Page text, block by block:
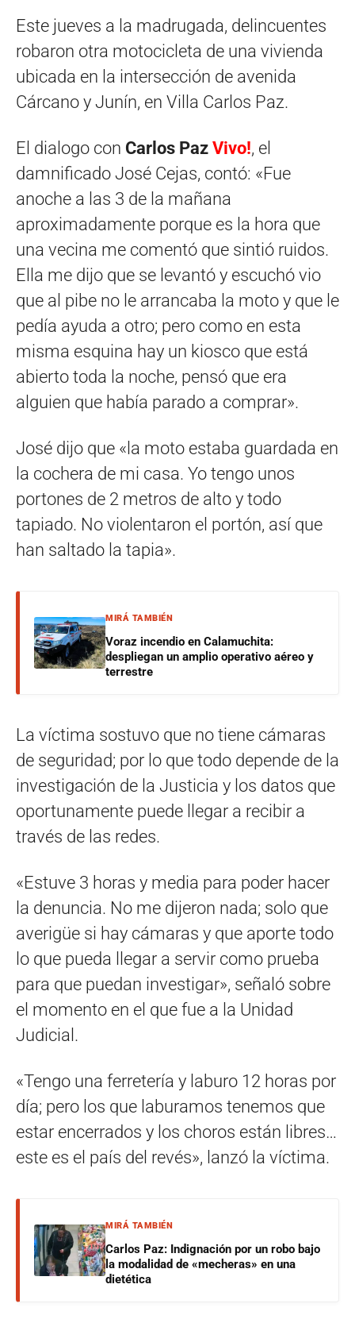
Este jueves a la madrugada, delincuentes
robaron otra motocicleta de una vivienda
ubicada en la intersección de avenida
Cárcano y Junín, en Villa Carlos Paz.
El dialogo con Carlos Paz Vivo!, el
damnificado José Cejas, contó: «Fue
anoche a las 3 de la mañana
aproximadamente porque es la hora que
una vecina me comentó que sintió ruidos.
Ella me dijo que se levantó y escuchó vio
que al pibe no le arrancaba la moto y que le
pedía ayuda a otro; pero como en esta
misma esquina hay un kiosco que está
abierto toda la noche, pensó que era
alguien que había parado a comprar».
José dijo que «la moto estaba guardada en
la cochera de mi casa. Yo tengo unos
portones de 2 metros de alto y todo
tapiado. No violentaron el portón, así que
han saltado la tapia».
MIRÁ TAMBIÉN
Voraz incendio en Calamuchita:
despliegan un amplio operativo aéreo y
terrestre
La víctima sostuvo que no tiene cámaras
de seguridad; por lo que todo depende de la
investigación de la Justicia y los datos que
oportunamente puede llegar a recibir a
través de las redes.
«Estuve 3 horas y media para poder hacer
la denuncia. No me dijeron nada; solo que
averigüe si hay cámaras y que aporte todo
lo que pueda llegar a servir como prueba
para que puedan investigar», señaló sobre
el momento en el que fue a la Unidad
Judicial.
«Tengo una ferretería y laburo 12 horas por
día; pero los que laburamos tenemos que
estar encerrados y los choros están libres…
este es el país del revés», lanzó la víctima.
MIRÁ TAMBIÉN
Carlos Paz: Indignación por un robo bajo
la modalidad de «mecheras» en una
dietética